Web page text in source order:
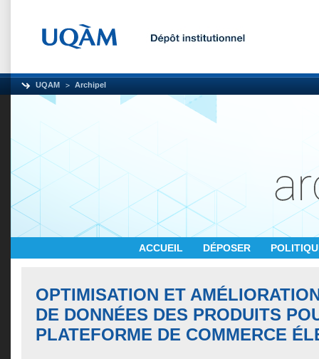
UQAM Archipel
ACCUEIL DÉPOSER
OPTIMISATION ET
DE DONNÉES DES PRODUITS
PLATEFORME DE COMMERCE